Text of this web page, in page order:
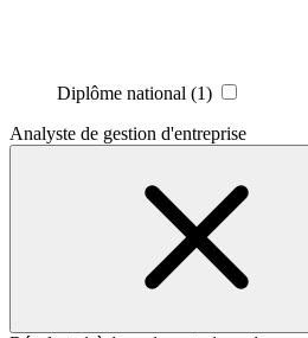
Diplôme national (1)
Analyste de gestion d'entreprise